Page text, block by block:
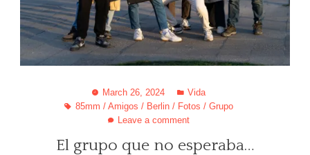
March 26, 2024
Vida
85mm /Amigos / Berlin / Fotos /Grupo
Leave a comment
El grupo que no esperaba…